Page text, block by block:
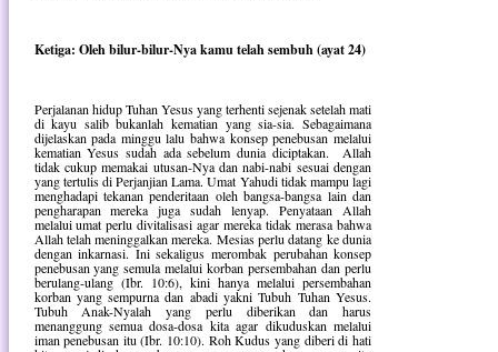
Ketiga: Oleh bilur-bilur-Nya kamu telah sembuh (ayat 24)
Perjalanan hidup Tuhan Yesus yang terhenti sejenak setelah mati
di kayu salib bukanlah kematian yang sia-sia. Sebagaimana
dijelaskan pada minggu lalu bahwa konsep penebusan melalui
kematian Yesus sudah ada sebelum dunia diciptakan.
Allah
tidak cukup memakai utusan-Nya dan nabi-nabi sesuai dengan
yang tertulis di Perjanjian Lama. Umat Yahudi tidak mampu lagi
menghadapi tekanan penderitaan oleh bangsa-bangsa lain dan
pengharapan mereka juga sudah lenyap. Penyataan Allah
melalui umat perlu divitalisasi agar mereka tidak merasa bahwa
Allah telah meninggalkan mereka. Mesias perlu datang ke dunia
dengan inkarnasi. Ini sekaligus merombak perubahan konsep
penebusan yang semula melalui korban persembahan dan perlu
berulang-ulang (Ibr. 10:6), kini hanya melalui persembahan
korban yang sempurna dan abadi yakni Tubuh Tuhan Yesus.
Tubuh Anak-Nyalah yang perlu diberikan dan harus
menanggung semua dosa-dosa kita agar dikuduskan melalui
iman penebusan itu (Ibr. 10:10). Roh Kudus yang diberi di hati